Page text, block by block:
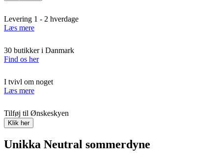
Levering 1 - 2 hverdage
Læs mere
30 butikker i Danmark
Find os her
I tvivl om noget
Læs mere
Tilføj til Ønskeskyen
Klik her
Unikka Neutral sommerdyne